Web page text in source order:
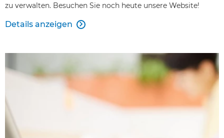
zu verwalten. Besuchen Sie noch heute unsere Website!
Details anzeigen 